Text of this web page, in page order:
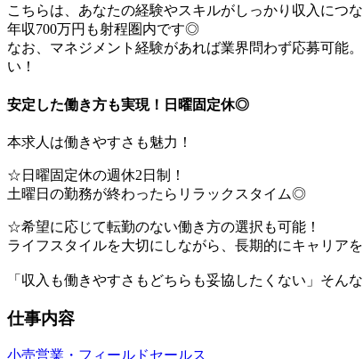
こちらは、あなたの経験やスキルがしっかり収入につ
年収700万円も射程圏内です◎
なお、マネジメント経験があれば業界問わず応募可能
い！
安定した働き方も実現！日曜固定休◎
本求人は働きやすさも魅力！
☆日曜固定休の週休2日制！
土曜日の勤務が終わったらリラックスタイム◎
☆希望に応じて転勤のない働き方の選択も可能！
ライフスタイルを大切にしながら、長期的にキャリアを
「収入も働きやすさもどちらも妥協したくない」そん
仕事内容
小売営業・フィールドセールス